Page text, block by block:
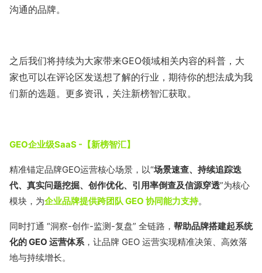
沟通的品牌。
之后我们将持续为大家带来GEO领域相关内容的科普，大
家也可以在评论区发送想了解的行业，期待你的想法成为我
们新的选题。更多资讯，关注新榜智汇获取。
GEO企业级SaaS -【新榜智汇】
精准锚定品牌GEO运营核心场景，以“场景速查、持续追踪迭
代、真实问题挖掘、创作优化、引用率倒查及信源穿透”为核心
模块，为企业品牌提供跨团队 GEO 协同能力支持。
同时打通 “洞察-创作-监测-复盘” 全链路， 帮助品牌搭建起系统
化的 GEO 运营体系，让品牌 GEO 运营实现精准决策、高效落
地与持续增长。